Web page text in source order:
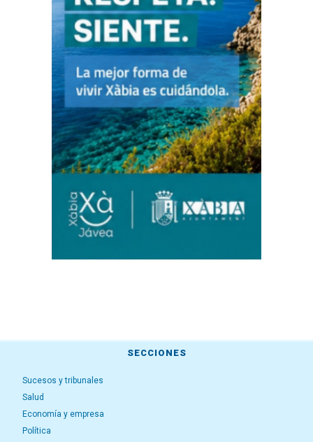
SECCIONES
Sucesos y tribunales
Salud
Economía y empresa
Política